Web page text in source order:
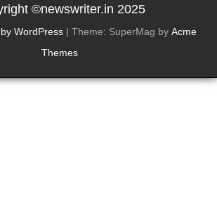
©newswriter.in 2025
WordPress | Theme: SuperMag by Acme
Themes